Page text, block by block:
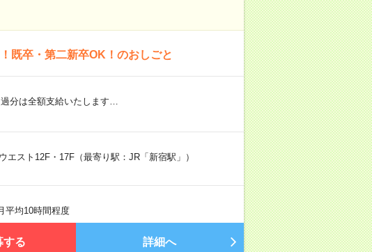
既卒・第二新卒OK！のおしごと
分は全額支給いたします…
スト12F・17F（最寄り駅：JR「新宿駅」）
均10時間程度
する 詳細へ